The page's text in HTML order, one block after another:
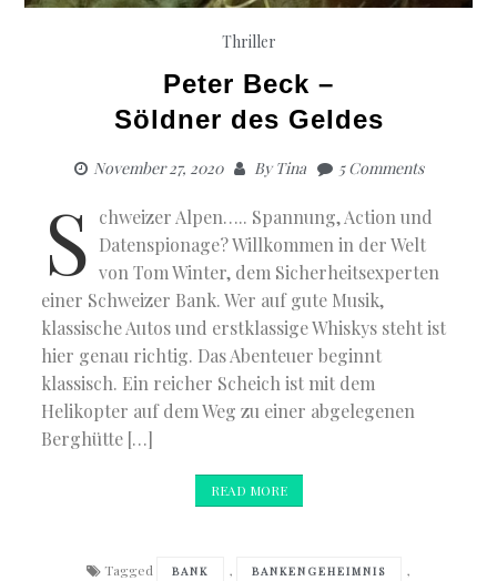
Thriller
Peter Beck –
Söldner des Geldes
November 27, 2020 ByTina 5 Comments
S chweizer Alpen….. Spannung, Action und
Datenspionage? Willkommen in der Welt
von Tom Winter, dem Sicherheitsexperten
einer Schweizer Bank. Wer auf gute Musik,
klassische Autos und erstklassige Whiskys steht ist
hier genau richtig. Das Abenteuer beginnt
klassisch. Ein reicher Scheich ist mit dem
Helikopter auf dem Weg zu einer abgelegenen
Berghütte […]
READ MORE
Tagged BANK , BANKENGEHEIMNIS ,